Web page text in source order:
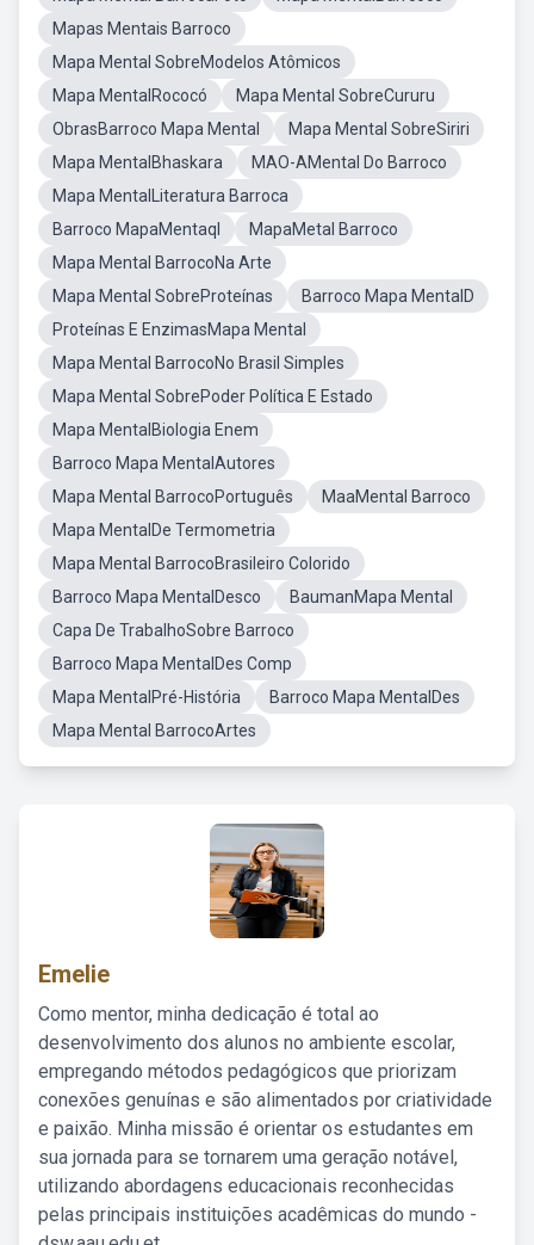
Mapas Mentais Barroco
Mapa Mental SobreModelos Atômicos
Mapa MentalRococó
Mapa Mental SobreCururu
ObrasBarroco Mapa Mental
Mapa Mental SobreSiriri
Mapa MentalBhaskara
MAO-AMental Do Barroco
Mapa MentalLiteratura Barroca
Barroco MapaMentaql
MapaMetal Barroco
Mapa Mental BarrocoNa Arte
Mapa Mental SobreProteínas
Barroco Mapa MentalD
Proteínas E EnzimasMapa Mental
Mapa Mental BarrocoNo Brasil Simples
Mapa Mental SobrePoder Política E Estado
Mapa MentalBiologia Enem
Barroco Mapa MentalAutores
Mapa Mental BarrocoPortuguês
MaaMental Barroco
Mapa MentalDe Termometria
Mapa Mental BarrocoBrasileiro Colorido
Barroco Mapa MentalDesco
BaumanMapa Mental
Capa De TrabalhoSobre Barroco
Barroco Mapa MentalDes Comp
Mapa MentalPré-História
Barroco Mapa MentalDes
Mapa Mental BarrocoArtes
Emelie
Como mentor, minha dedicação é total ao
desenvolvimento dos alunos no ambiente escolar,
empregando métodos pedagógicos que priorizam
conexões genuínas e são alimentados por criatividade
e paixão. Minha missão é orientar os estudantes em
sua jornada para se tornarem uma geração notável,
utilizando abordagens educacionais reconhecidas
pelas principais instituições acadêmicas do mundo -